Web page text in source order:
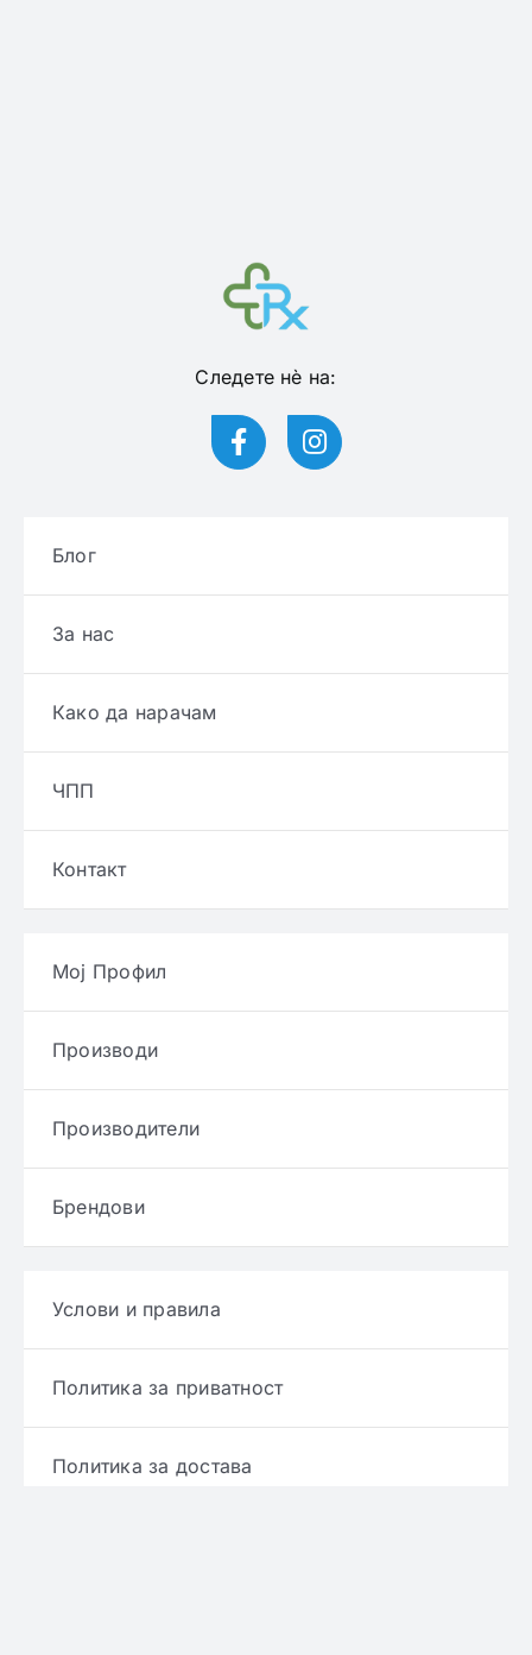
Следете нѐ на:
Блог
За нас
Како да нарачам
ЧПП
Контакт
Мој Профил
Производи
Производители
Брендови
Услови и правила
Политика за приватност
Политика за достава